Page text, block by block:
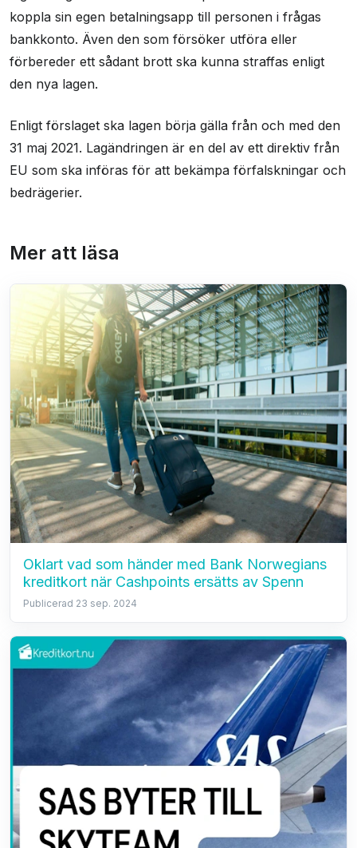
koppla sin egen betalningsapp till personen i frågas
bankkonto. Även den som försöker utföra eller
förbereder ett sådant brott ska kunna straffas enligt
den nya lagen.
Enligt förslaget ska lagen börja gälla från och med den
31 maj 2021. Lagändringen är en del av ett direktiv från
EU som ska införas för att bekämpa förfalskningar och
bedrägerier.
Mer att läsa
Oklart vad som händer med Bank Norwegians
kreditkort när Cashpoints ersätts av Spenn
Publicerad 23 sep. 2024